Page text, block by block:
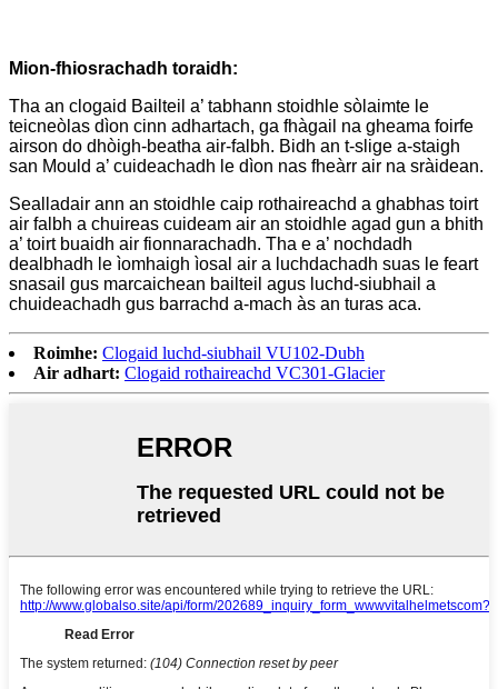
Mion-fhiosrachadh toraidh:
Tha an clogaid Bailteil a’ tabhann stoidhle sòlaimte le
teicneòlas dìon cinn adhartach, ga fhàgail na gheama foirfe
airson do dhòigh-beatha air-falbh. Bidh an t-slige a-staigh
san Mould a’ cuideachadh le dìon nas fheàrr air na sràidean.
Sealladair ann an stoidhle caip rothaireachd a ghabhas toirt
air falbh a chuireas cuideam air an stoidhle agad gun a bhith
a’ toirt buaidh air fionnarachadh. Tha e a’ nochdadh
dealbhadh le ìomhaigh ìosal air a luchdachadh suas le feart
snasail gus marcaichean bailteil agus luchd-siubhail a
chuideachadh gus barrachd a-mach às an turas aca.
Roimhe: Clogaid luchd-siubhail VU102-Dubh
Air adhart: Clogaid rothaireachd VC301-Glacier